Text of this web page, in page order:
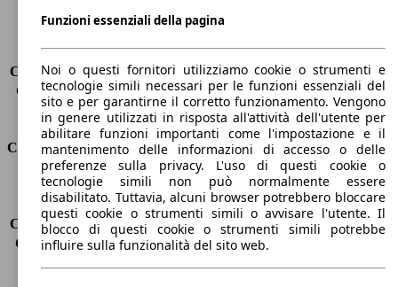
Porte
5
Carico sul tetto
-
Capacità di traino (senza freni) -
Capacità di traino (con freni)
1100 kg
Volume del bagagliaio
401 - 1161 l
Consumi
Emissioni di CO2*
106 g/km (komb.)
Consumo (urbano)
-
Consumo (extra-urbano) -
Consumo (combinato)*
-
Funzioni essenziali della pagina
Noi o questi fornitori utilizziamo cookie o strumenti e
tecnologie simili necessari per le funzioni essenziali del
sito e per garantirne il corretto funzionamento. Vengono
in genere utilizzati in risposta all'attività dell'utente per
abilitare funzioni importanti come l'impostazione e il
mantenimento delle informazioni di accesso o delle
preferenze sulla privacy. L'uso di questi cookie o
tecnologie simili non può normalmente essere
disabilitato. Tuttavia, alcuni browser potrebbero bloccare
questi cookie o strumenti simili o avvisare l'utente. Il
blocco di questi cookie o strumenti simili potrebbe
influire sulla funzionalità del sito web.